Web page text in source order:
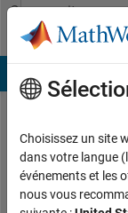
Passer au contenu
Community
Profile
Ranjeet
Singh
Choisissez un site
dans votre langue
événements et les
nous vous